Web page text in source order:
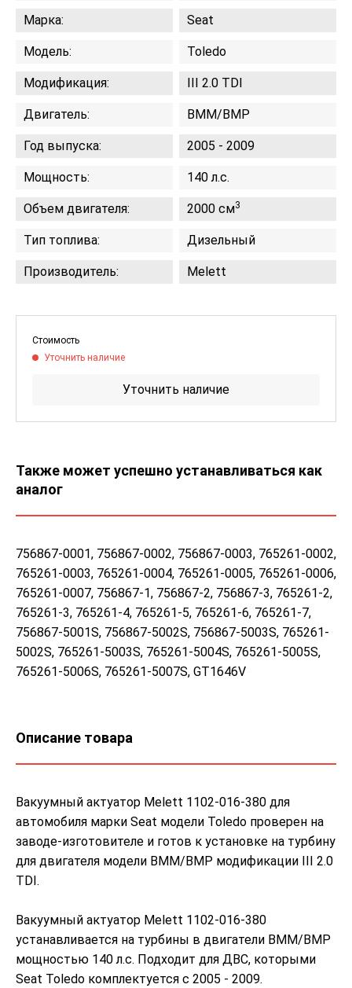
Марка: Seat
Модель: Toledo
Модификация: III 2.0 TDI
Двигатель: BMM/BMP
Год выпуска: 2005 - 2009
Мощность: 140 л.с.
Объем двигателя: 2000 см3
Тип топлива: Дизельный
Производитель: Melett
Стоимость
Уточнить наличие
Уточнить наличие
Также может успешно устанавливаться как
аналог
756867-0001, 756867-0002, 756867-0003, 765261-0002,
765261-0003, 765261-0004, 765261-0005, 765261-0006,
765261-0007, 756867-1, 756867-2, 756867-3, 765261-2,
765261-3, 765261-4, 765261-5, 765261-6, 765261-7,
756867-5001S, 756867-5002S, 756867-5003S, 765261-
5002S, 765261-5003S, 765261-5004S, 765261-5005S,
765261-5006S, 765261-5007S, GT1646V
Описание товара
Вакуумный актуатор Melett 1102-016-380 для
автомобиля марки Seat модели Toledo проверен на
заводе-изготовителе и готов к установке на турбину
для двигателя модели BMM/BMP модификации III 2.0
TDI.
Вакуумный актуатор Melett 1102-016-380
устанавливается на турбины в двигатели BMM/BMP
мощностью 140 л.с. Подходит для ДВС, которыми
Seat Toledo комплектуется с 2005 - 2009.